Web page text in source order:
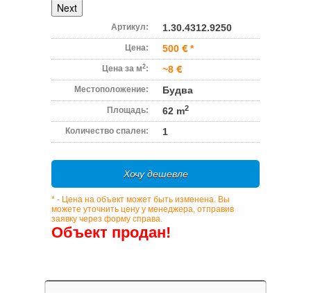
Next
Артикул: 1.30.4312.9250
Цена: 500 *
Цена за м2: ~8
Местоположение: Будва
Площадь: 62 m2
Количество спален: 1
Хочу дешевле
* - Цена на объект может быть изменена. Вы
можете уточнить цену у менеджера, отправив
заявку через форму справа.
Объект продан!